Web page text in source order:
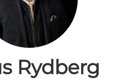
Rydberg